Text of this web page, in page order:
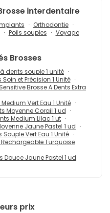
interdentaire
Orthodontie
Poils souples Voyage
Brosses
dents souple 1 unité
et Précision 1 Unité
Brosse A Dents Extra
Vert Eau 1 Unité
Moyenne Corail 1 ud
Medium Lilac 1 ut
Jaune Pastel 1 ud
Vert Eau 1 Unité
Turquoise
Douce Jaune Pastel 1 ud
prix